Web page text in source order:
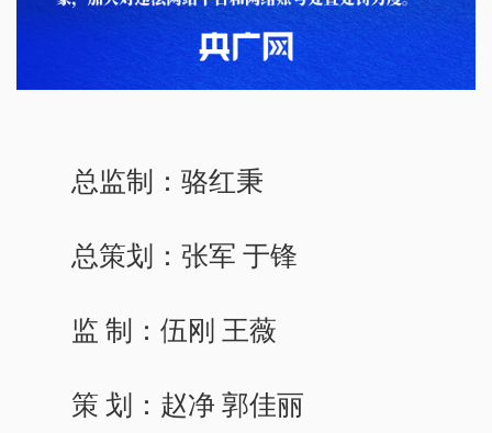
总监制：骆红秉
总策划：张军 于锋
监 制：伍刚 王薇
策 划：赵净 郭佳丽